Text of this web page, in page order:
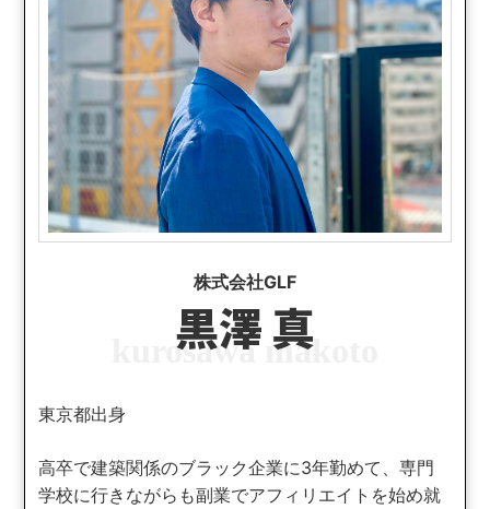
株式会社GLF
黒澤 真
kurosawa makoto
東京都出身
高卒で建築関係のブラック企業に3年勤めて、専門
学校に行きながらも副業でアフィリエイトを始め就